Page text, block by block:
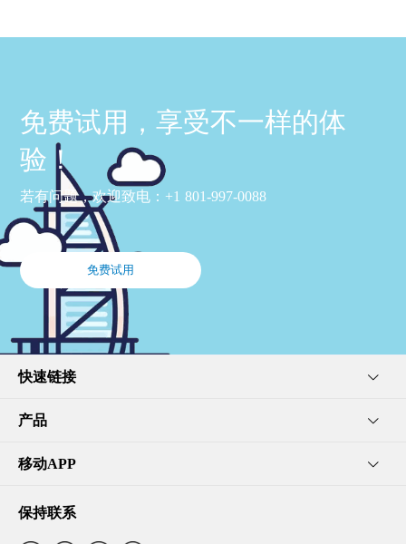
免费试用，享受不一样的体
验！
若有问题，欢迎致电：+1 801-997-0088
免费试用
快速链接
产品
移动APP
保持联系